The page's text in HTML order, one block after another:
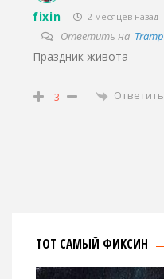
fixin 2 месяцев назад
Ответить на Tramp
Праздник живота
-3 Ответить
ТОТ САМЫЙ ФИКСИН